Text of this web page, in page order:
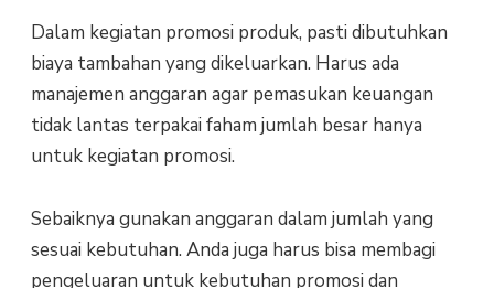
Dalam kegiatan promosi produk, pasti dibutuhkan
biaya tambahan yang dikeluarkan. Harus ada
manajemen anggaran agar pemasukan keuangan
tidak lantas terpakai faham jumlah besar hanya
untuk kegiatan promosi.
Sebaiknya gunakan anggaran dalam jumlah yang
sesuai kebutuhan. Anda juga harus bisa membagi
pengeluaran untuk kebutuhan promosi dan